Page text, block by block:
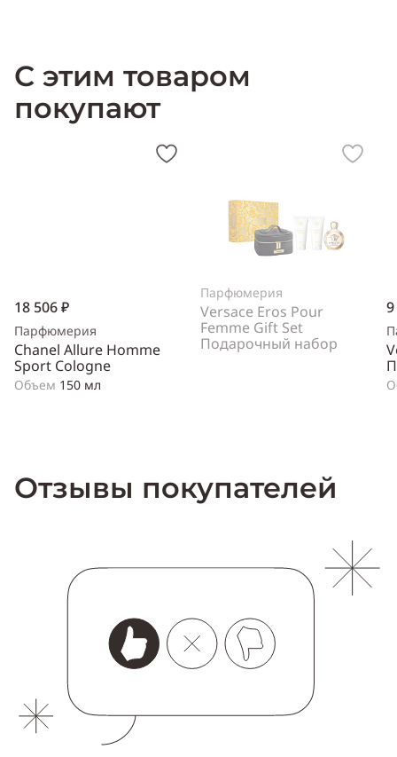
С этим товаром
покупают
18 506 ₽
Парфюмерия
Chanel Allure Homme
Sport Cologne
Объем 150 мл
Парфюмерия
Versace Eros Pour
Femme Gift Set
Подарочный набор
Отзывы покупателей